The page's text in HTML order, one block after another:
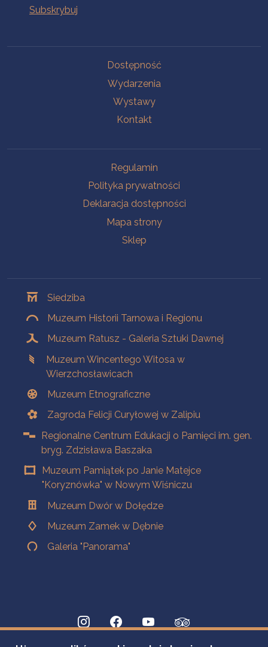
Dostępność
Wydarzenia
Wystawy
Kontakt
Regulamin
Polityka prywatności
Deklaracja dostępności
Mapa strony
Sklep
Siedziba
Muzeum Historii Tarnowa i Regionu
Muzeum Ratusz - Galeria Sztuki Dawnej
Muzeum Wincentego Witosa w
Wierzchosławicach
Muzeum Etnograficzne
Zagroda Felicji Curyłowej w Zalipiu
Regionalne Centrum Edukacji o Pamięci im. gen.
bryg. Zdzisława Baszaka
Muzeum Pamiątek po Janie Matejce
"Koryznówka" w Nowym Wiśniczu
Muzeum Dwór w Dołędze
Muzeum Zamek w Dębnie
Galeria "Panorama"